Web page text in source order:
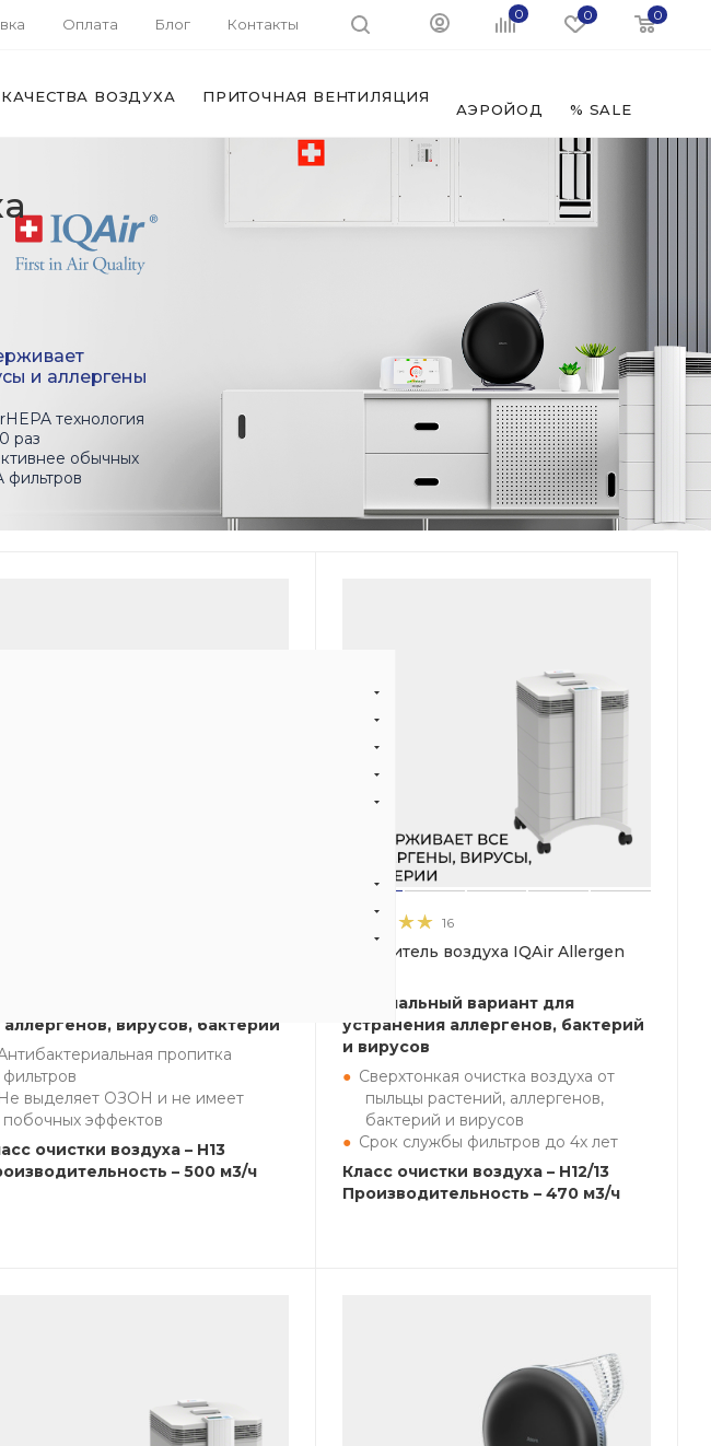
Оплата Блог Контакты
0 0 0
ВОЗДУХА ПРИТОЧНАЯ ВЕНТИЛЯЦИЯ
АЭРОЙОД % SALE
и аллергены
технология
раз
обычных
фильтров
аллергенов, вирусов, бактерий
пропитка
фильтров
Не выделяет ОЗОН и не имеет
побочных эффектов
очистки воздуха – H13
– 500 м3/ч
16
Очиститель воздуха IQAir Allergen
Оптимальный вариант для
устранения аллергенов, бактерий
и вирусов
Сверхтонкая очистка воздуха от
пыльцы растений, аллергенов,
бактерий и вирусов
Срок службы фильтров до 4х лет
Класс очистки воздуха – H12/13
Производительность – 470 м3/ч